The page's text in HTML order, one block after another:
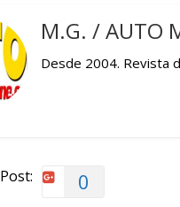
M.G. / AUTO
Desde 2004. Revista
0